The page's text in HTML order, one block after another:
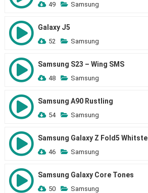
49 Samsung
Galaxy J5
52 Samsung
Samsung S23 – Wing SMS
48 Samsung
Samsung A90 Rustling
54 Samsung
Samsung Galaxy Z Fold5 Whitste
46 Samsung
Samsung Galaxy Core Tones
50 Samsung